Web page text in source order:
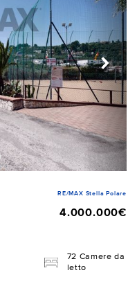
RE/MAX Stella Polare
4.000.000€
72 Camere da
letto